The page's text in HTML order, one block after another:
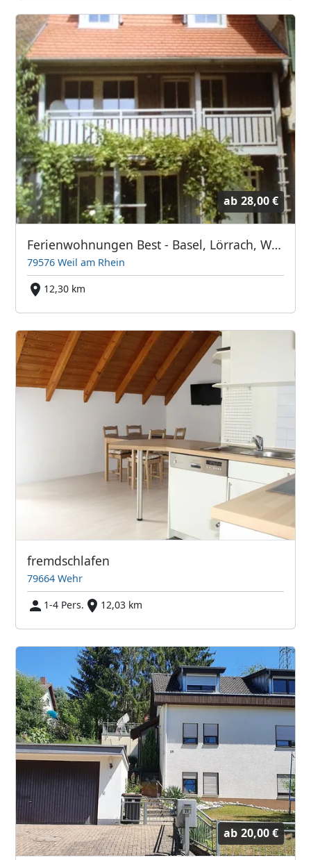
ab 28,00 €
Ferienwohnungen Best - Basel, Lörrach, Weil am Rhein
79576 Weil am Rhein
12,30 km
fremdschlafen
79664 Wehr
1-4 Pers.
12,03 km
ab 20,00 €